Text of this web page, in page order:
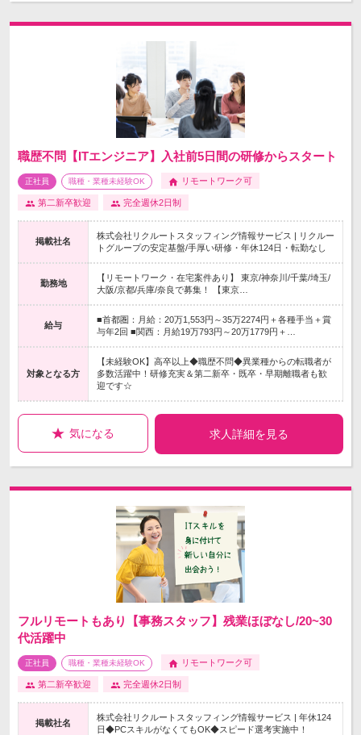
職歴不問【ITエンジニア】入社前5日間の研修からスタート
正社員 職種・業種未経験OK リモートワーク可
第二新卒歓迎 完全週休2日制
掲載社名
株式会社リクルートスタッフィング情報サービス | リクルー
トグループの安定基盤/手厚い研修・年休124日・転勤なし
勤務地
【リモートワーク・在宅案件あり】 東京/神奈川/千葉/埼玉/
大阪/京都/兵庫/奈良で募集！ 【東京…
給与
■首都圏：月給：20万1,553円～35万2274円＋各種手当＋賞
与年2回 ■関西：月給19万793円～20万1779円＋…
対象となる方
【未経験OK】高卒以上◆職歴不問◆異業種からの転職者が
多数活躍中！研修充実＆第二新卒・既卒・早期離職者も歓
迎です☆
気になる 求人詳細を見る
フルリモートもあり【事務スタッフ】残業ほぼなし/20~30
代活躍中
正社員 職種・業種未経験OK リモートワーク可
第二新卒歓迎 完全週休2日制
掲載社名
株式会社リクルートスタッフィング情報サービス | 年休124
日◆PCスキルがなくてもOK◆スピード選考実施中！